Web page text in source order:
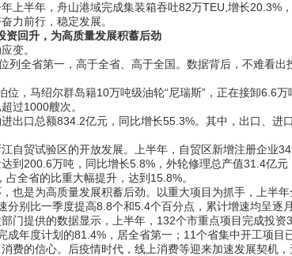
半年，舟山港域完成集装箱吞吐82万TEU,增长20.3%，
前行，稳定发展。
回升，为高质量发展积蓄后劲
变。
全省第一，高于全省、高于全国。数据背后，不难看出
，马绍尔群岛籍10万吨级油轮“尼瑞斯”，正在接卸6.6万
过1000艘次。
口总额834.2亿元，同比增长55.3%。其中，出口、进
贸试验区的开放发展。上半年，自贸区新增注册企业
到200.6万吨，同比增长5.8%，外轮修理总产值31.4亿
全省的比重大幅提升，达到15.8%。
是为高质量发展积蓄后劲。以重大项目为抓手，上半年
别比一季度提高8.8个和5.4个百分点，累计增速均呈逐月
提供的数据显示，上半年，132个市重点项目完成投资
年度计划的81.4%，居全省第一；11个省集中开工项目
的信心。后疫情时代，线上消费等迎来加速发展契机，